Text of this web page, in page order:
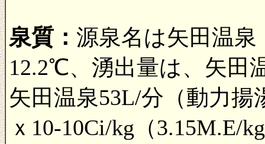
泉質： 源泉名は矢田温
12.2℃、湧出量は、矢田
矢田温泉53L/分（動力揚
ｘ10-10Ci/kg（3.15M.E/